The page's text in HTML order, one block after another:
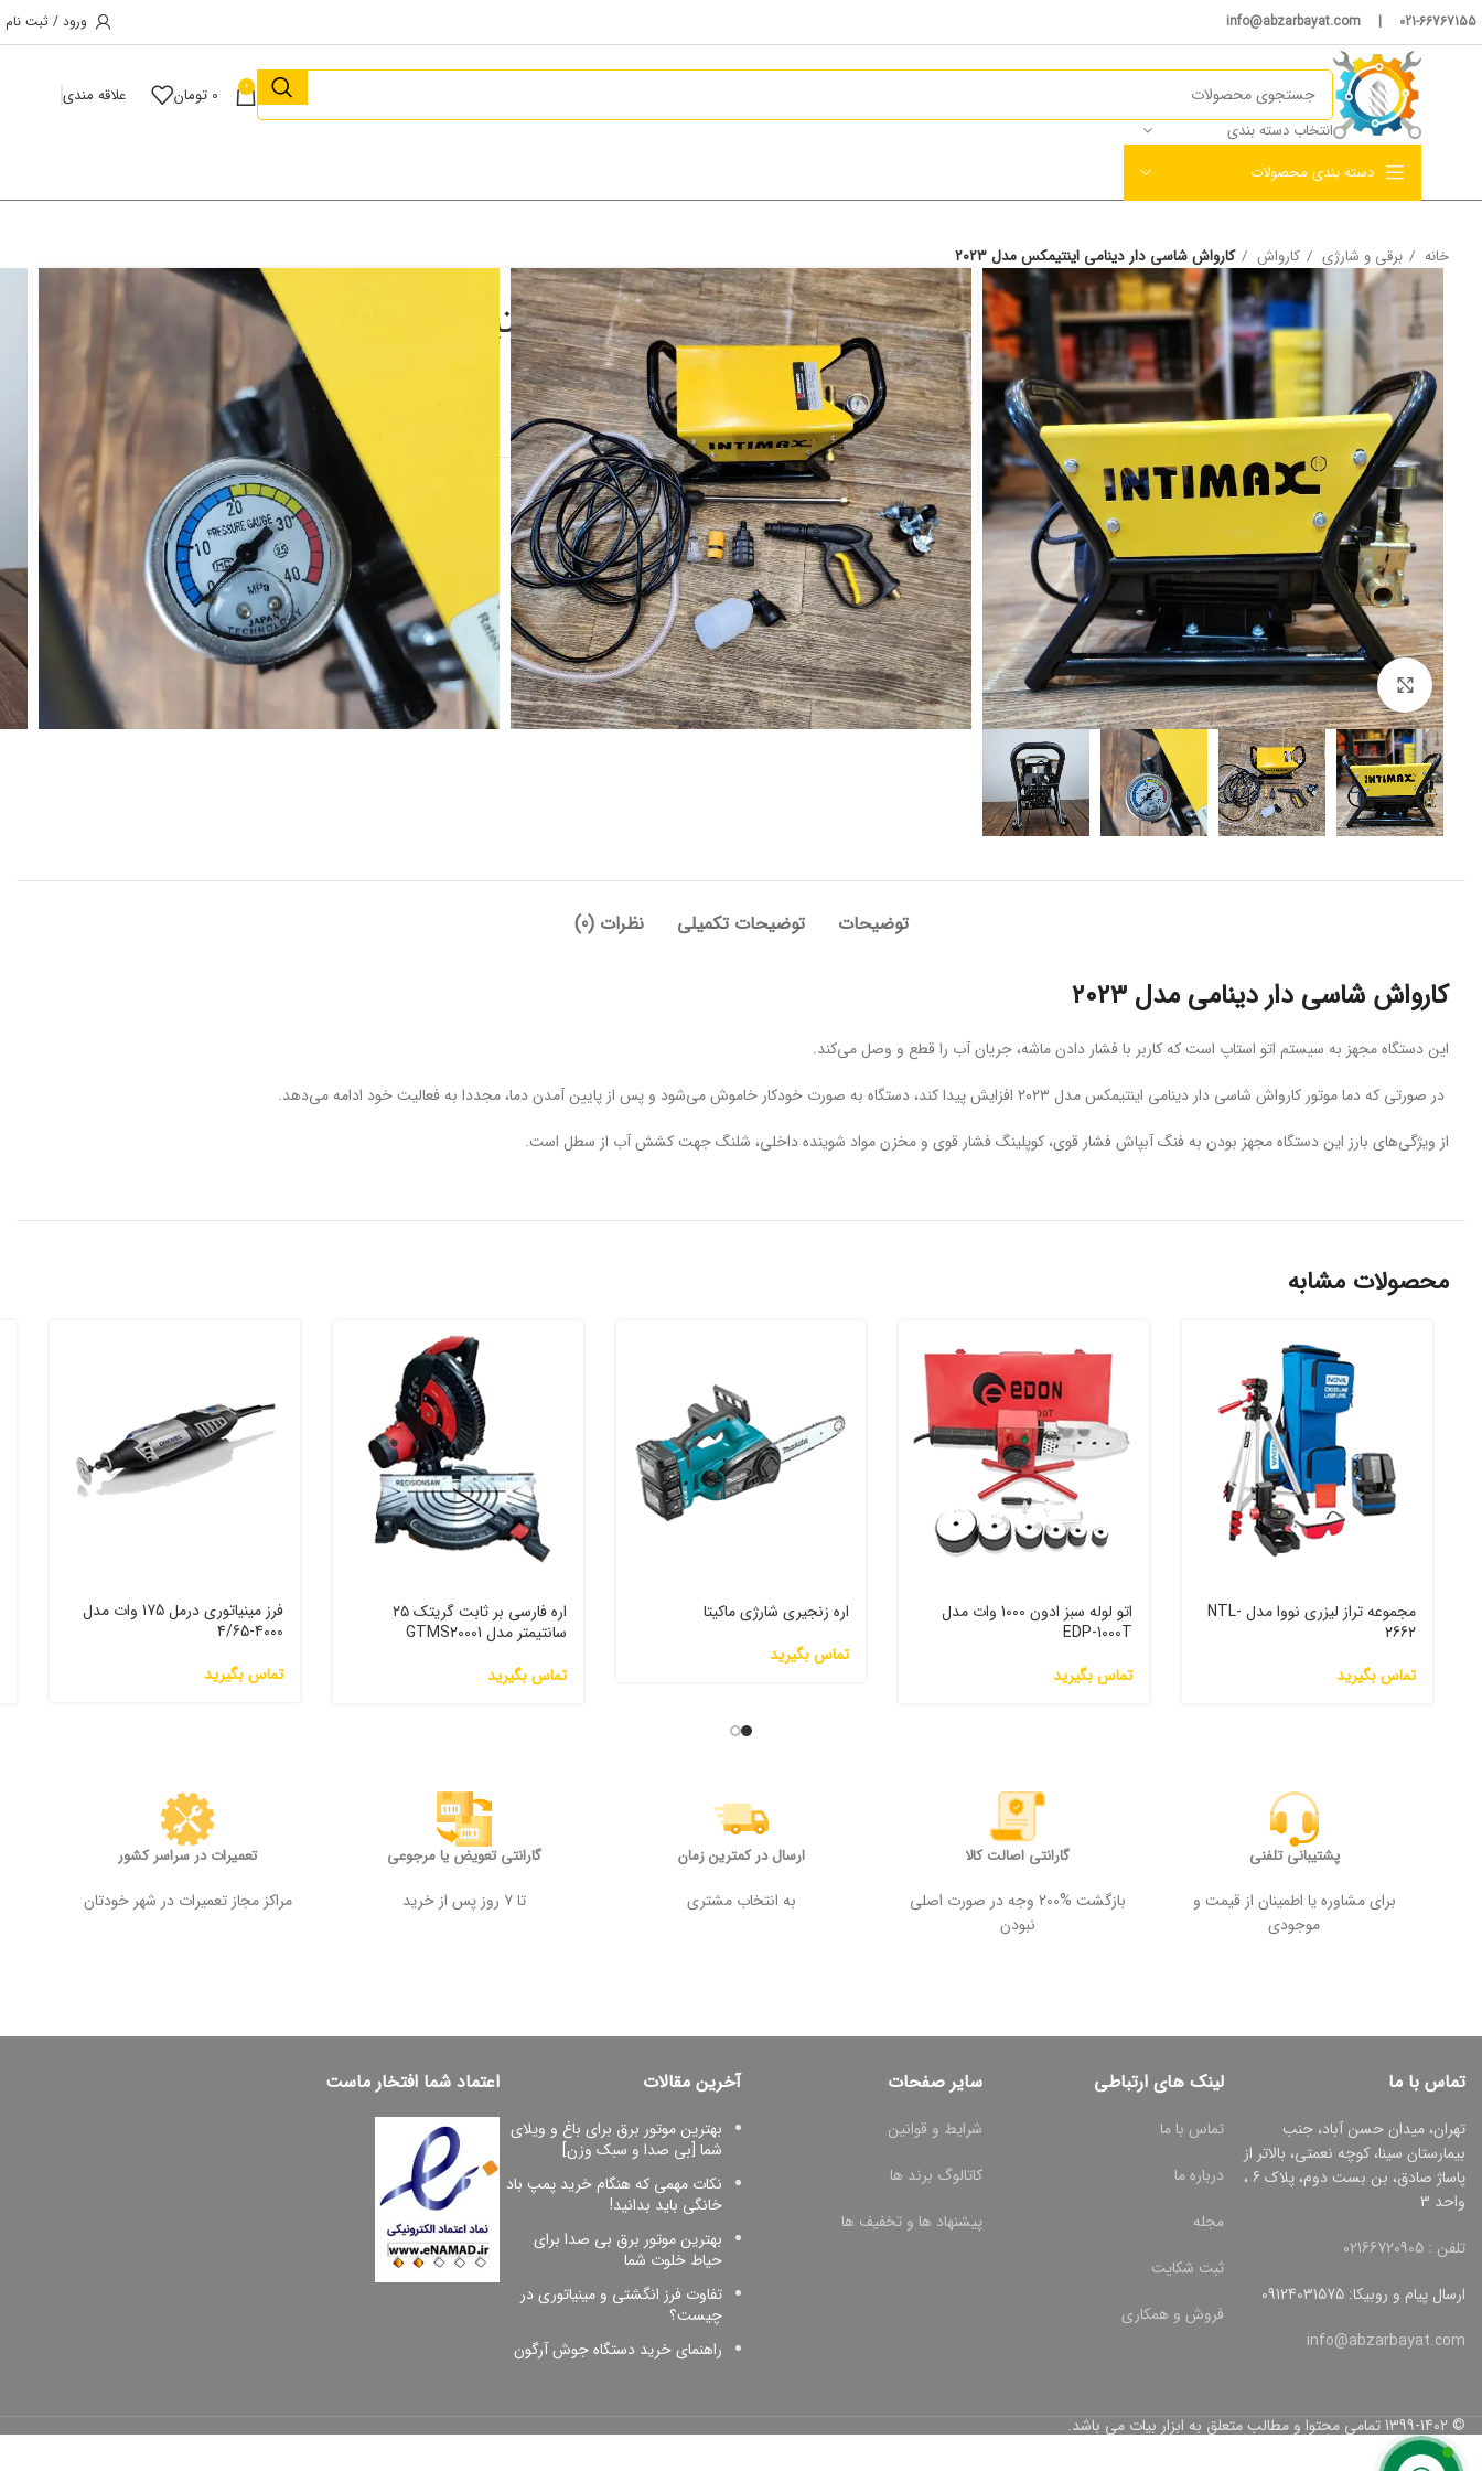
021-66767155 | info@abzarbayat.com ورود / ثبت نام
انتخاب دسته بندی
0
0 تومان علاقه مندی
دسته بندی محصولات
خانه برقی و شارژی کارواش کارواش شاسی دار دینامی اینتیمکس مدل ۲۰۲۳
برای بزرگنمایی کلیک کنید
کارواش شاسی دار دینامی اینتیمکس مدل ۲۰۲۳
تماس بگیرید
افزودن به علاقه مندی
دسته:برقی و شارژی, کارواش
توضیحات توضیحات تکمیلی نظرات (0)
کارواش شاسی دار دینامی مدل ۲۰۲۳
این دستگاه مجهز به سیستم اتو استاپ است که کاربر با فشار دادن ماشه، جریان آب را قطع و وصل می‌کند.
در صورتی که دما موتور کارواش شاسی دار دینامی اینتیمکس مدل ۲۰۲۳ افزایش پیدا کند، دستگاه به صورت خودکار خاموش می‌شود و پس از پایین آمدن دما، مجددا به فعالیت خود ادامه می‌دهد.
از ویژگی‌های بارز این دستگاه مجهز بودن به فنگ آبپاش فشار قوی، کوپلینگ فشار قوی و مخزن مواد شوینده داخلی، شلنگ جهت کشش آب از سطل است.
محصولات مشابه
مجموعه تراز لیزری نووا مدل NTL-
2662
تماس بگیرید
اتو لوله سبز ادون 1000 وات مدل
EDP-1000T
تماس بگیرید
اره زنجیری شارژی ماکیتا
تماس بگیرید
اره فارسی بر ثابت گریتک ۲۵
سانتیمتر مدل GTMS20001
تماس بگیرید
فرز مینیاتوری درمل 175 وات مدل
4000-4/65
تماس بگیرید
پشتیبانی تلفنی
برای مشاوره یا اطمینان از قیمت و
موجودی
گارانتی اصالت کالا
بازگشت %200 وجه در صورت اصلی
نبودن
ارسال در کمترین زمان
به انتخاب مشتری
گارانتی تعویض یا مرجوعی
تا ۷ روز پس از خرید
تعمیرات در سراسر کشور
مراکز مجاز تعمیرات در شهر خودتان
تماس با ما
تهران، میدان حسن آباد، جنب
بیمارستان سینا، کوچه نعمتی، بالاتر از
پاساژ صادق، بن بست دوم، پلاک 6 ،
واحد 3
تلفن : 02166720905
ارسال پیام و روبیکا: 09124031575
info@abzarbayat.com
لینک های ارتباطی
تماس با ما
درباره ما
مجله
ثبت شکایت
فروش و همکاری
سایر صفحات
شرایط و قوانین
کاتالوگ برند ها
پیشنهاد ها و تخفیف ها
آخرین مقالات
بهترین موتور برق برای باغ و ویلای
شما [بی صدا و سبک وزن]
نکات مهمی که هنگام خرید پمپ باد
خانگی باید بدانید!
بهترین موتور برق بی صدا برای
حیاط خلوت شما
تفاوت فرز انگشتی و مینیاتوری در
چیست؟
راهنمای خرید دستگاه جوش آرگون
اعتماد شما افتخار ماست
© 1399-1402 تمامی محتوا و مطالب متعلق به ابزار بیات می باشد.